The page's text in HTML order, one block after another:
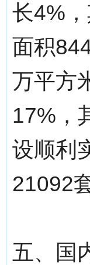
长4%
面积
万平方
17%，
设顺利
21092
五、国